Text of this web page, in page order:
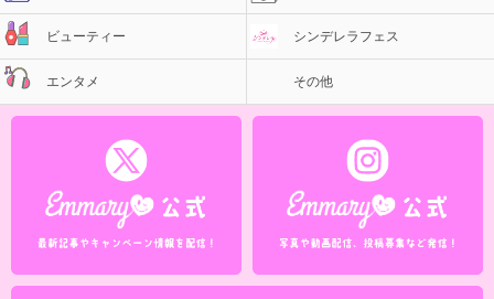
ビューティー シンデレラフェス
エンタメ その他